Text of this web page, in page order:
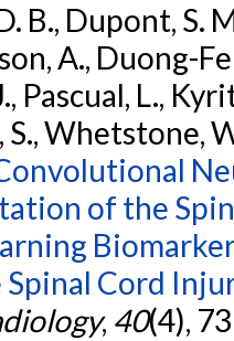
B., Dupont, S.
A., Duong-
Pascual, L.,
S., Whetstone,
of the
Cord
, 40(4),